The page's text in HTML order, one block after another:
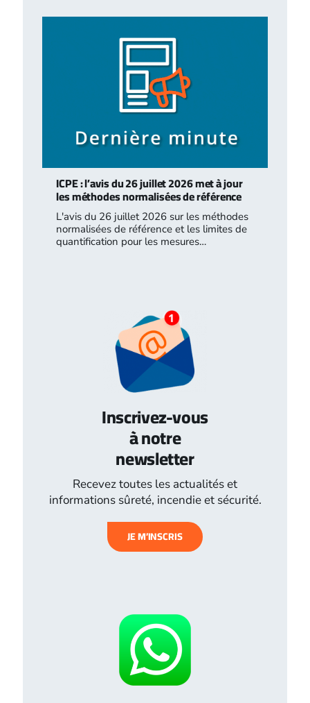
ICPE : l’avis du 26 juillet 2026 met à jour
les méthodes normalisées de référence
L'avis du 26 juillet 2026 sur les méthodes
normalisées de référence et les limites de
quantification pour les mesures…
Inscrivez-vous
à notre
newsletter
Recevez toutes les actualités et
informations sûreté, incendie et sécurité.
JE M’INSCRIS